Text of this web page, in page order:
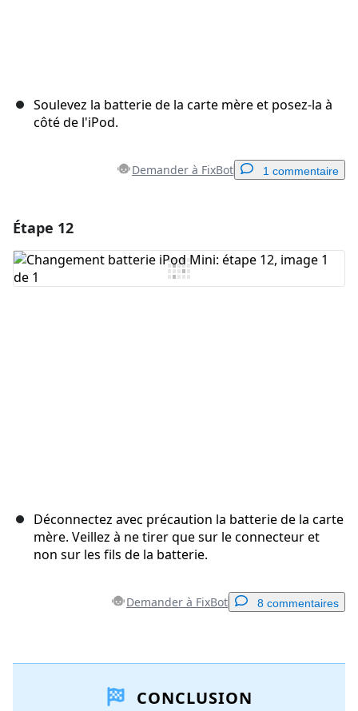
Soulevez la batterie de la carte mère et posez-la à
côté de l'iPod.
Demander à FixBot 1 commentaire
Ajouter un commentaire
Étape 12
Déconnectez avec précaution la batterie de la carte
mère. Veillez à ne tirer que sur le connecteur et
non sur les fils de la batterie.
Demander à FixBot 8 commentaires
Ajouter un commentaireCONCLUSION